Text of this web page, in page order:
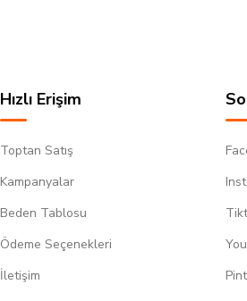
Hızlı Erişim
Toptan Satış
Kampanyalar
Beden Tablosu
Ödeme Seçenekleri
İletişim